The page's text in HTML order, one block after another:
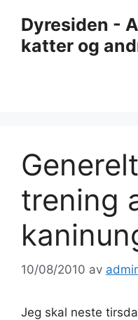
innhold
Dyresiden -
katter og
trening
10/08/2010 av
Jeg skal neste